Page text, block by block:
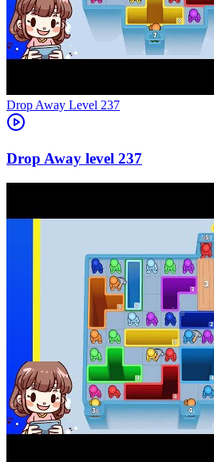
Level 237
237